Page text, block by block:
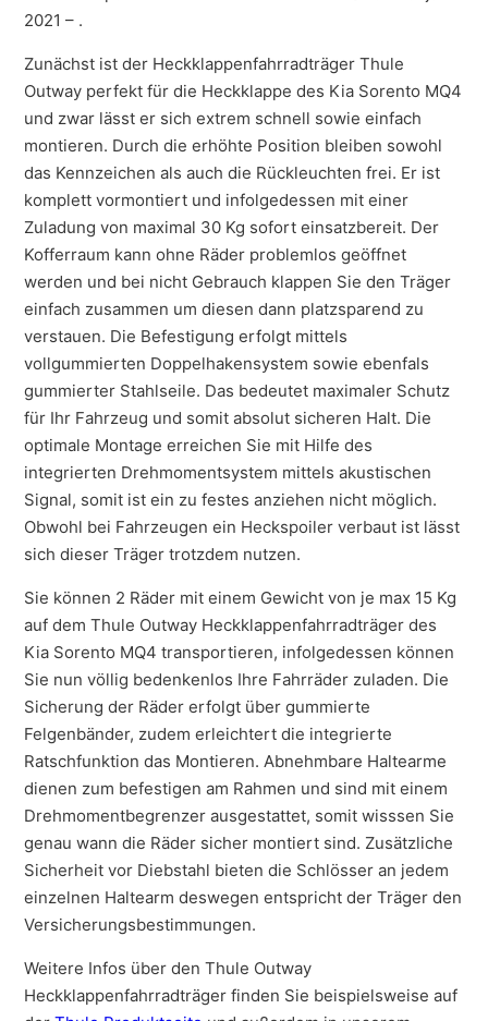
2021 – .
Zunächst ist der Heckklappenfahrradträger Thule
Outway perfekt für die Heckklappe des Kia Sorento MQ4
und zwar lässt er sich extrem schnell sowie einfach
montieren. Durch die erhöhte Position bleiben sowohl
das Kennzeichen als auch die Rückleuchten frei. Er ist
komplett vormontiert und infolgedessen mit einer
Zuladung von maximal 30 Kg sofort einsatzbereit. Der
Kofferraum kann ohne Räder problemlos geöffnet
werden und bei nicht Gebrauch klappen Sie den Träger
einfach zusammen um diesen dann platzsparend zu
verstauen. Die Befestigung erfolgt mittels
vollgummierten Doppelhakensystem sowie ebenfals
gummierter Stahlseile. Das bedeutet maximaler Schutz
für Ihr Fahrzeug und somit absolut sicheren Halt. Die
optimale Montage erreichen Sie mit Hilfe des
integrierten Drehmomentsystem mittels akustischen
Signal, somit ist ein zu festes anziehen nicht möglich.
Obwohl bei Fahrzeugen ein Heckspoiler verbaut ist lässt
sich dieser Träger trotzdem nutzen.
Sie können 2 Räder mit einem Gewicht von je max 15 Kg
auf dem Thule Outway Heckklappenfahrradträger des
Kia Sorento MQ4 transportieren, infolgedessen können
Sie nun völlig bedenkenlos Ihre Fahrräder zuladen. Die
Sicherung der Räder erfolgt über gummierte
Felgenbänder, zudem erleichtert die integrierte
Ratschfunktion das Montieren. Abnehmbare Haltearme
dienen zum befestigen am Rahmen und sind mit einem
Drehmomentbegrenzer ausgestattet, somit wisssen Sie
genau wann die Räder sicher montiert sind. Zusätzliche
Sicherheit vor Diebstahl bieten die Schlösser an jedem
einzelnen Haltearm deswegen entspricht der Träger den
Versicherungsbestimmungen.
Weitere Infos über den Thule Outway
Heckklappenfahrradträger finden Sie beispielsweise auf